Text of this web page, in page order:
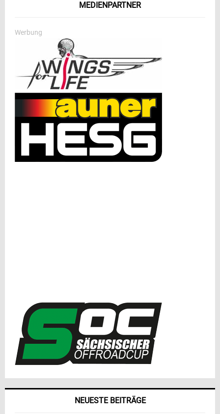
MEDIENPARTNER
Werbung
NEUESTE BEITRÄGE